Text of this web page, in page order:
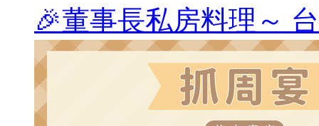
🎉董事長私房料理～